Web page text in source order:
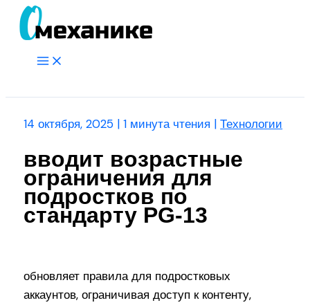
Перейти
Main
14 октября, 2025 |1 минута чтения |Технологии
вводит возрастные
ограничения для
подростков по
стандарту PG-13
обновляет правила для подростковых
аккаунтов, ограничивая доступ к контенту,